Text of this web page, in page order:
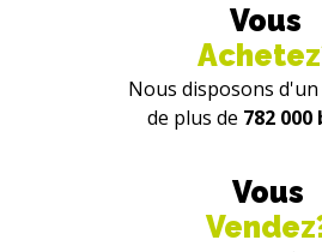
Vous
Nous disposons
de plus de 782
Vous